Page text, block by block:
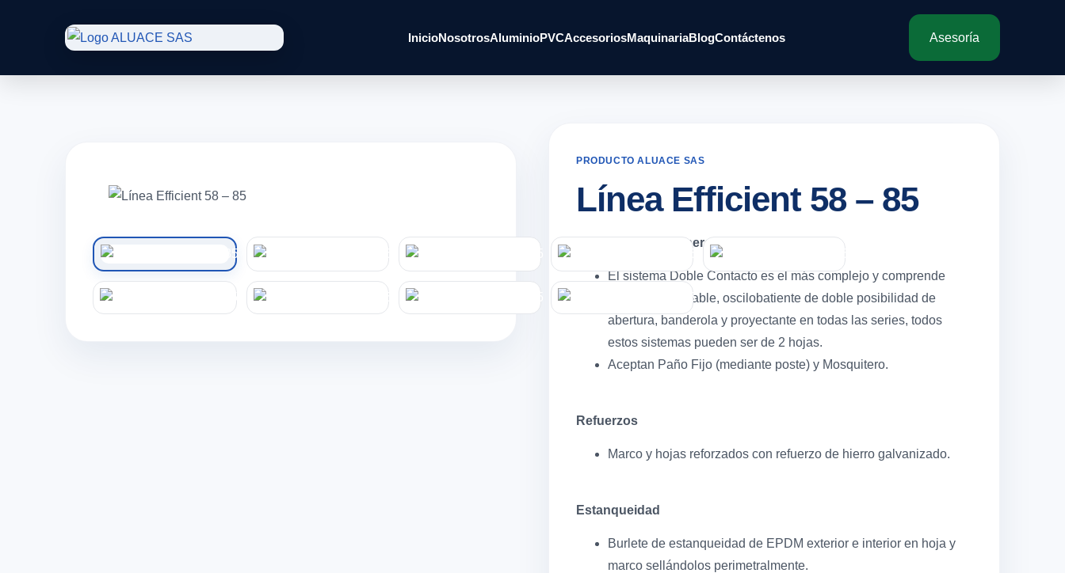
InicioNosotrosAluminioPVCAccesoriosMaquinariaBlogContáctenos Asesoría
PRODUCTO ALUACE SAS
Línea Efficient 58 – 85
Características generales
El sistema Doble Contacto es el más complejo y comprende
sistema practicable, oscilobatiente de doble posibilidad de
abertura, banderola y proyectante en todas las series, todos
estos sistemas pueden ser de 2 hojas.
Aceptan Paño Fijo (mediante poste) y Mosquitero.
Refuerzos
Marco y hojas reforzados con refuerzo de hierro galvanizado.
Estanqueidad
Burlete de estanqueidad de EPDM exterior e interior en hoja y
marco sellándolos perimetralmente.